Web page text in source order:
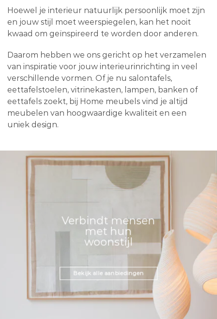
Hoewel je interieur natuurlijk persoonlijk moet zijn
en jouw stijl moet weerspiegelen, kan het nooit
kwaad om geïnspireerd te worden door anderen.
Daarom hebben we ons gericht op het verzamelen
van inspiratie voor jouw interieurinrichting in veel
verschillende vormen. Of je nu salontafels,
eettafelstoelen, vitrinekasten, lampen, banken of
eettafels zoekt, bij Home meubels vind je altijd
meubelen van hoogwaardige kwaliteit en een
uniek design.
Verbindt mensen
met hun
woonstijl
Bekijk alle aanbiedingen